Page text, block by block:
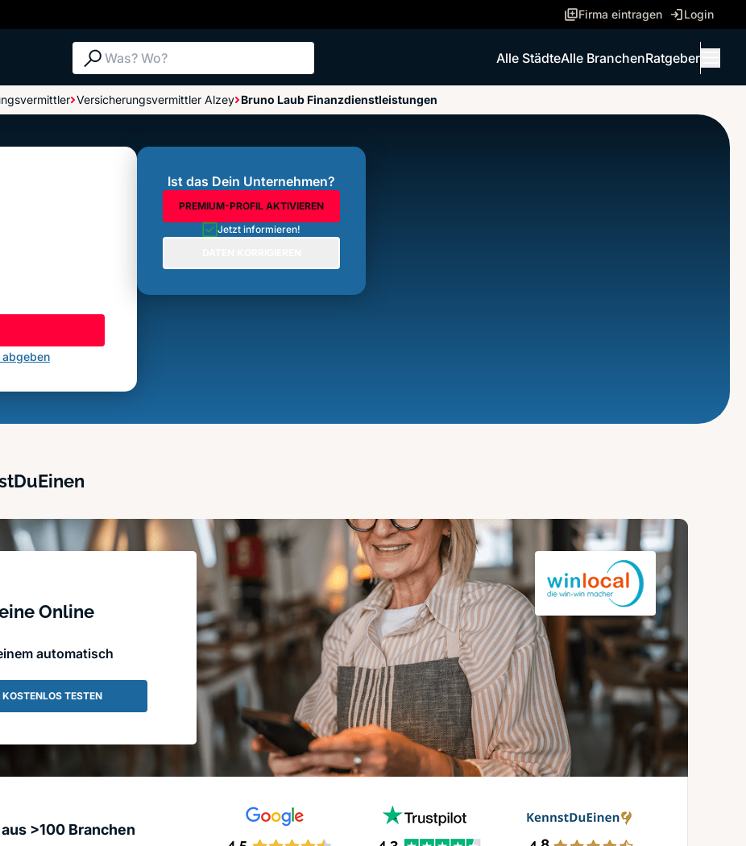
Firma eintragen Login
Suche: Was? Wo?
Alle StädteAlle BranchenRatgeber
Versicherungsvermittler Alzey Bruno Laub Finanzdienstleistungen
Ist das Dein Unternehmen?
PREMIUM-PROFIL AKTIVIEREN
Jetzt informieren!
Online
automatisch
KOSTENLOS TESTEN
>100 Branchen